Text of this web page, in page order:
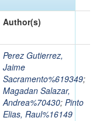
Author(s)
Perez Gutierrez,
Jaime
Sacramento%619349;
Magadan Salazar,
Andrea%70430; Pinto
Elias, Raul%16149